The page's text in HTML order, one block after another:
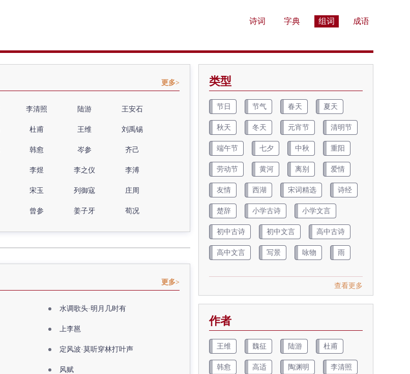
诗词 字典 组词 成语
更多>
李清照 陆游 王安石
杜甫 王维 刘禹锡
韩愈 岑参 齐己
李煜 李之仪 李溥
宋玉 列御寇 庄周
曾参 姜子牙 荀况
更多>
水调歌头·明月几时有
上李邕
定风波·莫听穿林打叶声
风赋
类型
节日 节气 春天 夏天
秋天 冬天 元宵节 清明节
端午节 七夕 中秋 重阳
劳动节 黄河 离别 爱情
友情 西湖 宋词精选 诗经
楚辞 小学古诗 小学文言
初中古诗 初中文言 高中古诗
高中文言 写景 咏物 雨
查看更多
作者
王维 魏征 陆游 杜甫
韩愈 高适 陶渊明 李清照